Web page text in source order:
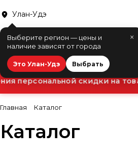
Улан-Удэ
×
Выберите регион — цены и
наличие зависят от города
Это Улан-Удэ Выбрать
персональной скидки на
Главная Каталог
Каталог